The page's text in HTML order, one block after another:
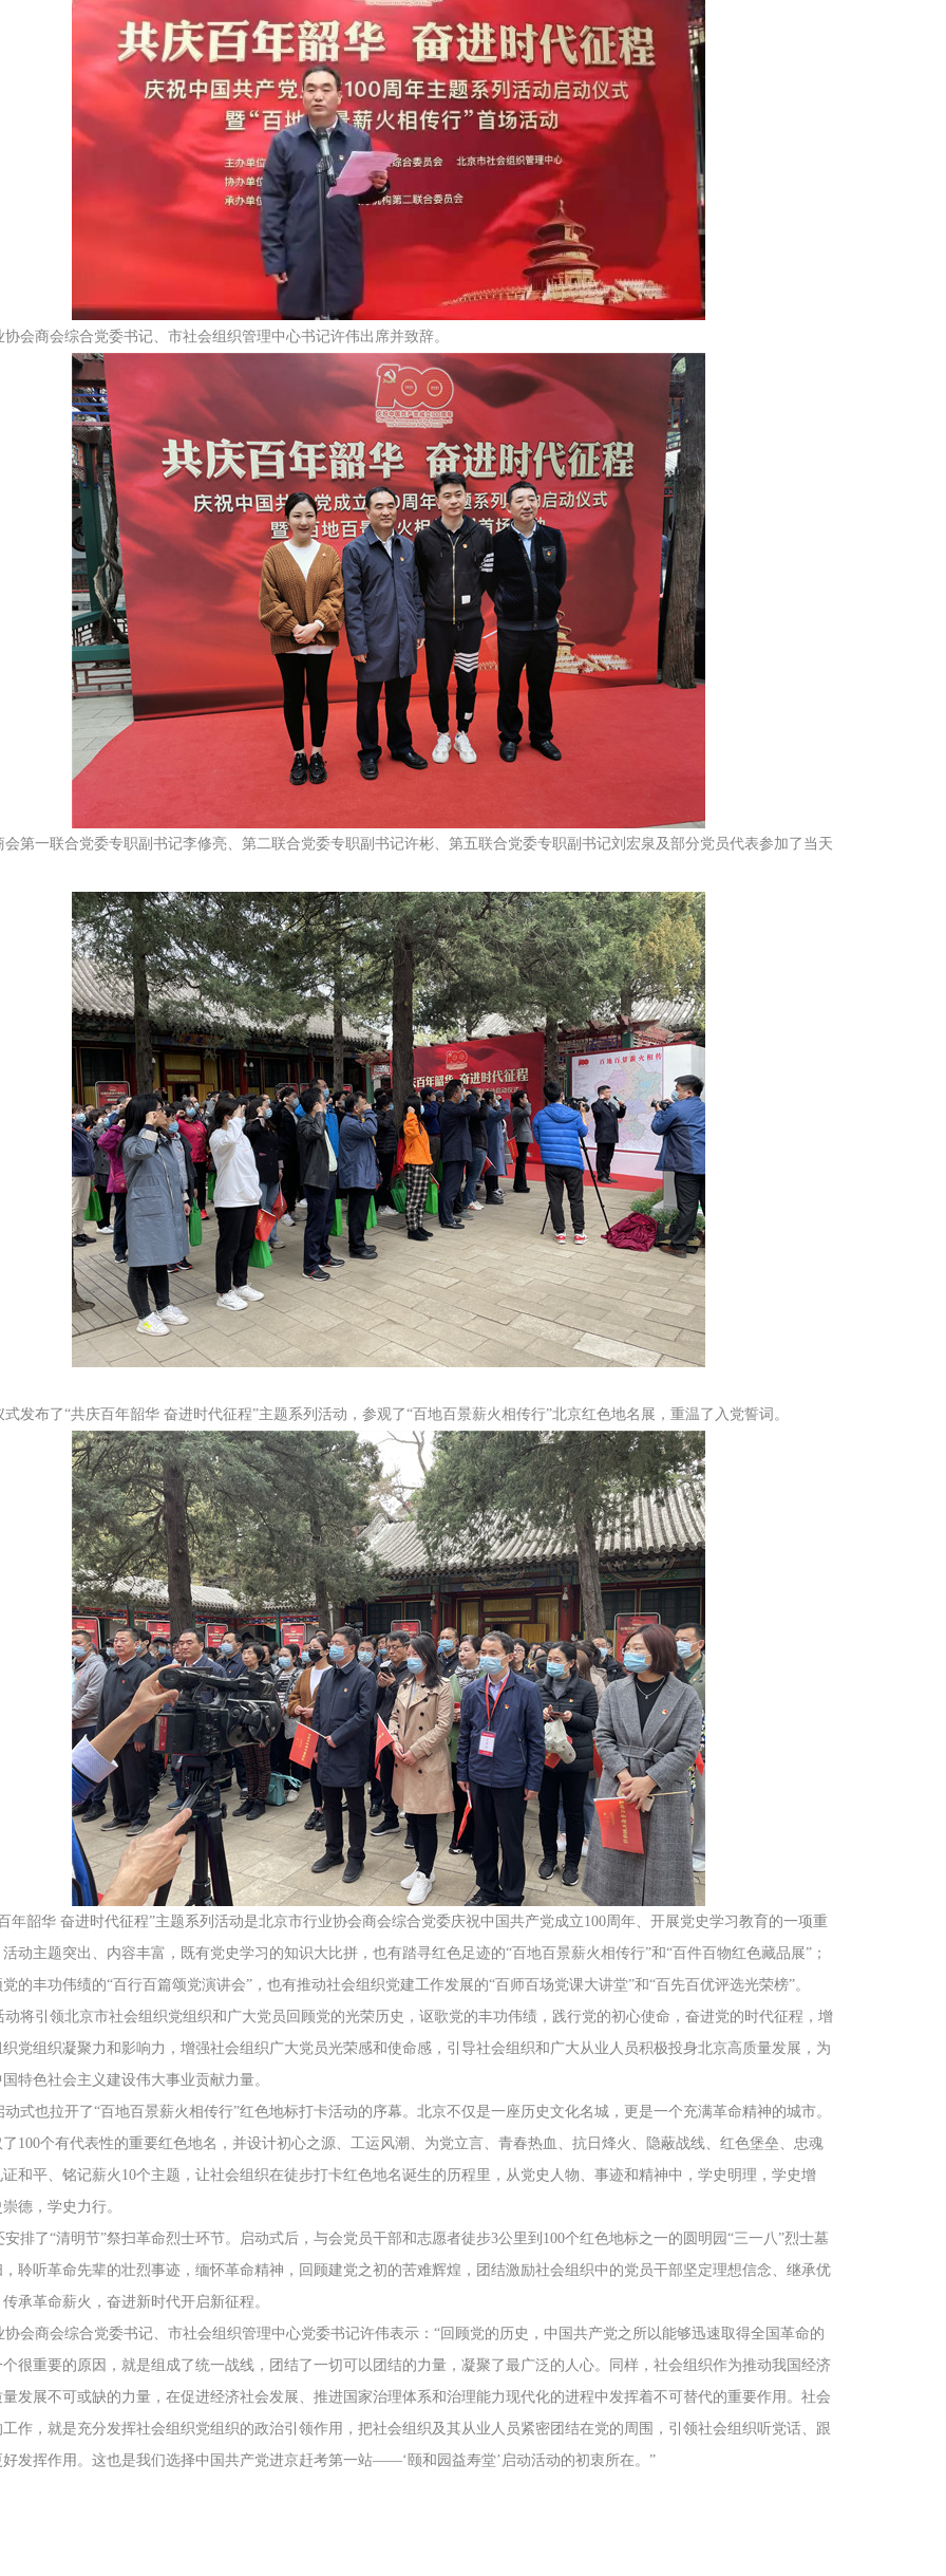
会商会综合党委书记、市社会组织管理中心书记许伟出席并致辞。
第一联合党委专职副书记李修亮、第二联合党委专职副书记许彬、第五联合党委专职副书记刘宏泉及部分党员代表参加了当天
布了“共庆百年韶华 奋进时代征程”主题系列活动，参观了“百地百景薪火相传行”北京红色地名展，重温了入党誓词。
韶华 奋进时代征程”主题系列活动是北京市行业协会商会综合党委庆祝中国共产党成立100周年、开展党史学习教育的一项重
动主题突出、内容丰富，既有党史学习的知识大比拼，也有踏寻红色足迹的“百地百景薪火相传行”和“百件百物红色藏品展”；
的丰功伟绩的“百行百篇颂党演讲会”，也有推动社会组织党建工作发展的“百师百场党课大讲堂”和“百先百优评选光荣榜”。
将引领北京市社会组织党组织和广大党员回顾党的光荣历史，讴歌党的丰功伟绩，践行党的初心使命，奋进党的时代征程，增
党组织凝聚力和影响力，增强社会组织广大党员光荣感和使命感，引导社会组织和广大从业人员积极投身北京高质量发展，为
特色社会主义建设伟大事业贡献力量。
也拉开了“百地百景薪火相传行”红色地标打卡活动的序幕。北京不仅是一座历史文化名城，更是一个充满革命精神的城市。
100个有代表性的重要红色地名，并设计初心之源、工运风潮、为党立言、青春热血、抗日烽火、隐蔽战线、红色堡垒、忠魂
和平、铭记薪火10个主题，让社会组织在徒步打卡红色地名诞生的历程里，从党史人物、事迹和精神中，学史明理，学史增
德，学史力行。
了“清明节”祭扫革命烈士环节。启动式后，与会党员干部和志愿者徒步3公里到100个红色地标之一的圆明园“三一八”烈士墓
聆听革命先辈的壮烈事迹，缅怀革命精神，回顾建党之初的苦难辉煌，团结激励社会组织中的党员干部坚定理想信念、继承优
承革命薪火，奋进新时代开启新征程。
会商会综合党委书记、市社会组织管理中心党委书记许伟表示：“回顾党的历史，中国共产党之所以能够迅速取得全国革命的
很重要的原因，就是组成了统一战线，团结了一切可以团结的力量，凝聚了最广泛的人心。同样，社会组织作为推动我国经济
发展不可或缺的力量，在促进经济社会发展、推进国家治理体系和治理能力现代化的进程中发挥着不可替代的重要作用。社会
作，就是充分发挥社会组织党组织的政治引领作用，把社会组织及其从业人员紧密团结在党的周围，引领社会组织听党话、跟
发挥作用。这也是我们选择中国共产党进京赶考第一站——‘颐和园益寿堂’启动活动的初衷所在。”